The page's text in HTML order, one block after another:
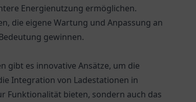
Energienutzung ermöglichen.
die eigene Wartung und Anpassung an
gewinnen.
gibt es innovative Ansätze, um die
Integration von Ladestationen in
Funktionalität bieten, sondern auch das